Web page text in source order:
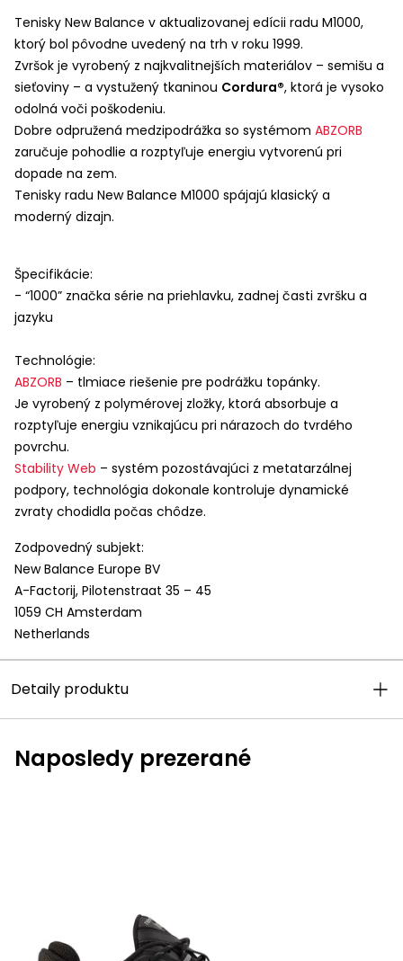
Tenisky New Balance v aktualizovanej edícii radu M1000,
ktorý bol pôvodne uvedený na trh v roku 1999.
Zvršok je vyrobený z najkvalitnejších materiálov – semišu a
sieťoviny – a vystužený tkaninou Cordura®, ktorá je vysoko
odolná voči poškodeniu.
Dobre odpružená medzipodrážka so systémom ABZORB
zaručuje pohodlie a rozptyľuje energiu vytvorenú pri
dopade na zem.
Tenisky radu New Balance M1000 spájajú klasický a
moderný dizajn.
Špecifikácie:
- “1000” značka série na priehlavku, zadnej časti zvršku a
jazyku
Technológie:
ABZORB – tlmiace riešenie pre podrážku topánky.
Je vyrobený z polymérovej zložky, ktorá absorbuje a
rozptyľuje energiu vznikajúcu pri nárazoch do tvrdého
povrchu.
Stability Web – systém pozostávajúci z metatarzálnej
podpory, technológia dokonale kontroluje dynamické
zvraty chodidla počas chôdze.
Zodpovedný subjekt:
New Balance Europe BV
A-Factorij, Pilotenstraat 35 – 45
1059 CH Amsterdam
Netherlands
Detaily produktu
Naposledy prezerané